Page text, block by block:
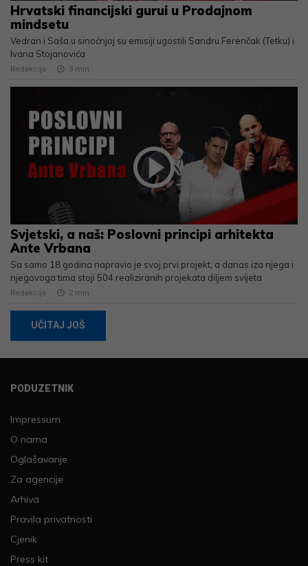
Hrvatski financijski gurui u Prodajnom
mindsetu
Vedran i Saša u sinoćnjoj su emisiji ugostili Sandru Ferenčak (Tetku) i
Ivana Stojanovića
Redakcija 3 min
Svjetski, a naš: Poslovni principi arhitekta
Ante Vrbana
Sa samo 18 godina napravio je svoj prvi projekt, a danas iza njega i
njegovoga tima stoji 504 realiziranih projekata diljem svijeta
Redakcija 2 min
UČITAJ JOŠ
PODUZETNIK
Impressum
O nama
Oglašavanje
Za agencije
Arhiva
Pravila privatnosti
Cjenik
Press kit